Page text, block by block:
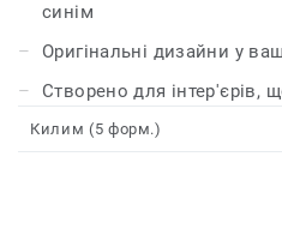
синім
Оригінальні дизайни у
Створено для інтер'єрів,
Килим (5 форм.)